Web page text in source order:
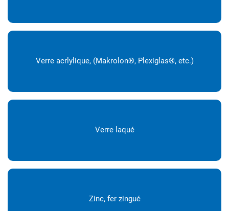
Verre acrlylique, (Makrolon®, Plexiglas®, etc.)
Verre laqué
Zinc, fer zingué